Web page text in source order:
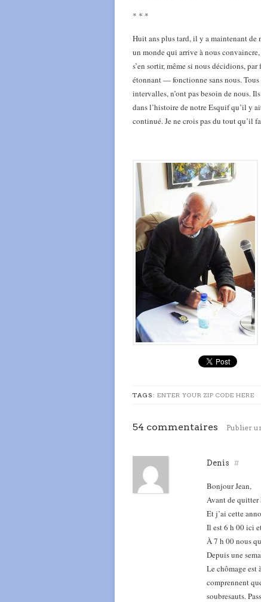
* * *
Huit ans plus tard, il y a maintenant de
un monde qui arrive à nous
s’en sortir, même si nous décidions,
étonnant — fonctionne sans nous.
intervalles, n’ont pas besoin de nous.
dans l’histoire de notre Esquif qu’il y
continué. Je ne crois pas du tout qu’il
TAGS: ENTER YOUR ZIP CODE HERE
54 commentaires Publier
Denis #
Bonjour Jean,
Avant de quitter
Et j’ai cette
Il est 6 h 00 ici
À 7 h 00 nous
Depuis une
Le chômage est
comprennent
soubresauts.